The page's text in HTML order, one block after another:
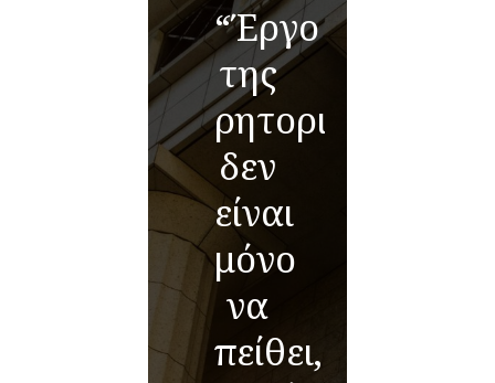
“Έργο
της
ρητορικής
δεν
είναι
μόνο
να
πείθει,